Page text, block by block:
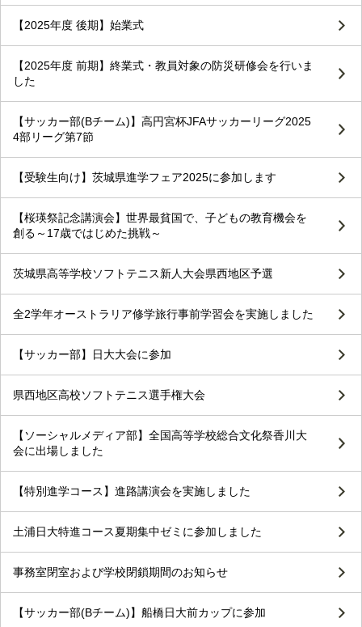
【2025年度 後期】始業式
【2025年度 前期】終業式・教員対象の防災研修会を行いま
した
【サッカー部(Bチーム)】高円宮杯JFAサッカーリーグ2025
4部リーグ第7節
【受験生向け】茨城県進学フェア2025に参加します
【桜瑛祭記念講演会】世界最貧国で、子どもの教育機会を
創る～17歳ではじめた挑戦～
茨城県高等学校ソフトテニス新人大会県西地区予選
全2学年オーストラリア修学旅行事前学習会を実施しました
【サッカー部】日大大会に参加
県西地区高校ソフトテニス選手権大会
【ソーシャルメディア部】全国高等学校総合文化祭香川大
会に出場しました
【特別進学コース】進路講演会を実施しました
土浦日大特進コース夏期集中ゼミに参加しました
事務室閉室および学校閉鎖期間のお知らせ
【サッカー部(Bチーム)】船橋日大前カップに参加